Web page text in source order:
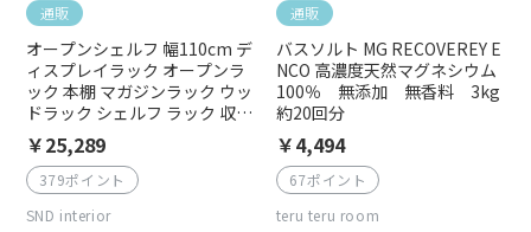
通販
オープンシェルフ 幅110cm デ
ィスプレイラック オープンラ
ック 本棚 マガジンラック ウッ
ドラック シェルフ ラック 収納
棚 飾り棚 木製 2段 6箇所 大容
量 ローラック リビング収納 キ
ッチン収納 書棚 寝室 子供部屋
一人暮らし RURUS ルルス RU
R85-110S-GN グレーナチュラ
￥25,289
379ポイント
SND interior
通販
バスソルト MG RECOVEREY E
NCO 高濃度天然マグネシウム
100％ 無添加 無香料 3kg
約20回分
￥4,494
67ポイント
teru teru room